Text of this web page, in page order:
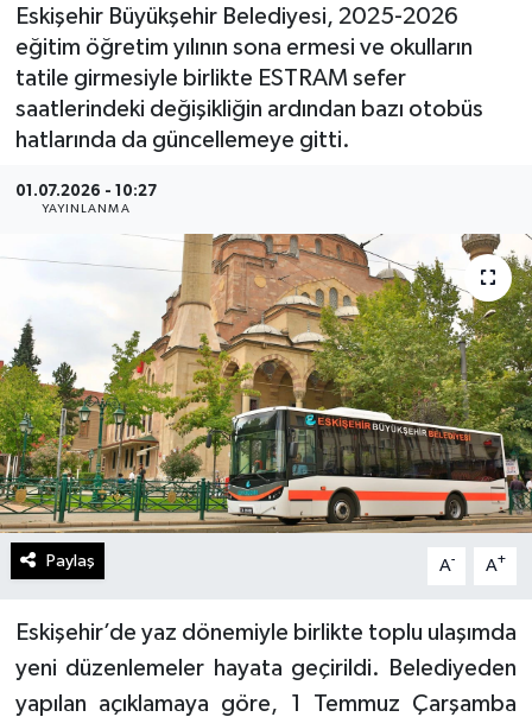
Eskişehir Büyükşehir Belediyesi, 2025-2026
eğitim öğretim yılının sona ermesi ve okulların
tatile girmesiyle birlikte ESTRAM sefer
saatlerindeki değişikliğin ardından bazı otobüs
hatlarında da güncellemeye gitti.
01.07.2026 - 10:27
YAYINLANMA
Paylaş A- A+
Eskişehir’de yaz dönemiyle birlikte toplu ulaşımda
yeni düzenlemeler hayata geçirildi. Belediyeden
yapılan açıklamaya göre, 1 Temmuz Çarşamba
Eskişehir
Eskişehirspor
Genel
Gündem
Kültür Sanat
Politika
Sağlık
Spor
Teknoloji
Yurttan
Haber Arşivi